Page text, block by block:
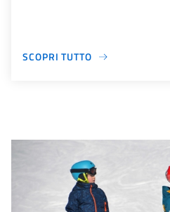
SCOPRI TUTTO